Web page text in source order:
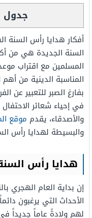
جدول
السنة الجديدة هي من
المسلمين مع اقتراب
المناسبة الدينية من
بفارغ الصبر للتعبير عن
في إحياء شعائر
والأصدقاء، يقدم موقع
والبسيطة لهدايا رأس
هدايا رأس السنة
إن بداية العام الهجري
الأحداث التي يرغبون
لهم ولادةً عاماً جديداً